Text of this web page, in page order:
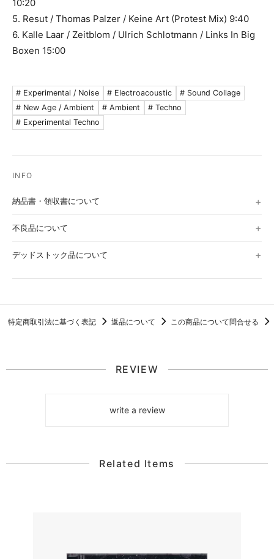
10:20
5. Resut / Thomas Palzer / Keine Art (Protest Mix) 9:40
6. Kalle Laar / Zeitblom / Ulrich Schlotmann / Links In Big
Boxen 15:00
# Experimental / Noise # Electroacoustic
# Sound Collage
# New Age / Ambient
# Ambient
# Techno
# Experimental Techno
納品書・領収書について
不良品について
デッドストック品について
特定商取引法に基づく表記 返品について この商品について問合せる
REVIEW
write a review
Related Items